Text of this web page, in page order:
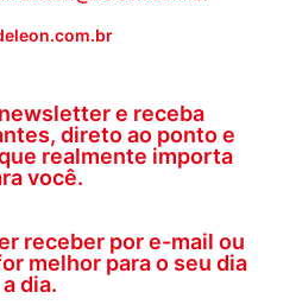
e receba
direto ao ponto e
realmente importa
você.
receber por e-mail ou
melhor para o seu dia
a dia.